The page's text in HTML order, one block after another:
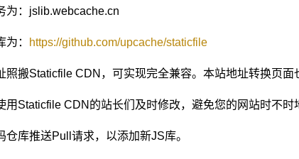
为：jslib.webcache.cn
： https://github.com/upcache/staticfile
照搬Staticfile CDN，可实现完全兼容。本站地址转换页面
用Staticfile CDN的站长们及时修改，避免您的网站时不时
仓库推送Pull请求，以添加新JS库。